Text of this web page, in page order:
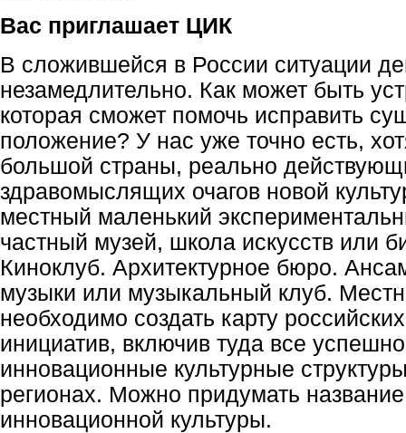
Вас приглашает ЦИК
В сложившейся в России ситуации
незамедлительно. Как может быть
которая сможет помочь исправить
положение? У нас уже точно есть,
большой страны, реально
здравомыслящих очагов новой
местный маленький
частный музей, школа искусств или
Киноклуб. Архитектурное бюро.
музыки или музыкальный клуб.
необходимо создать карту
инициатив, включив туда все
инновационные культурные
регионах. Можно придумать
инновационной культуры.